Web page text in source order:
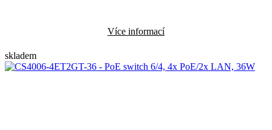
Více informací
skladem